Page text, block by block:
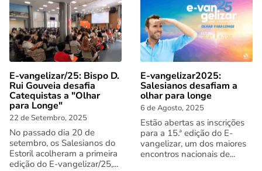
E-vangelizar/25: Bispo D.
Rui Gouveia desafia
Catequistas a "Olhar
para Longe"
22 de Setembro, 2025
No passado dia 20 de
setembro, os Salesianos do
Estoril acolheram a primeira
edição do E-vangelizar/25,...
E-vangelizar2025:
Salesianos desafiam a
olhar para longe
6 de Agosto, 2025
Estão abertas as inscrições
para a 15.ª edição do E-
vangelizar, um dos maiores
encontros nacionais de...